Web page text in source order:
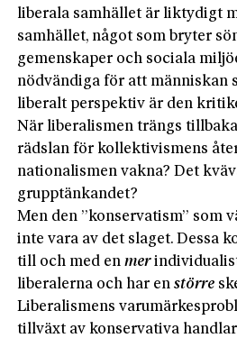
liberala samhället är liktydigt
samhället, något som bryter
gemenskaper och sociala
nödvändiga för att människan
liberalt perspektiv är den
När liberalismen trängs
rädslan för kollektivismens
nationalismen vakna? Det
grupptänkandet?
Men den ”konservatism” som
inte vara av det slaget. Dessa
till och med enmer
liberalerna och har enstörre
Liberalismens
tillväxt av konservativa